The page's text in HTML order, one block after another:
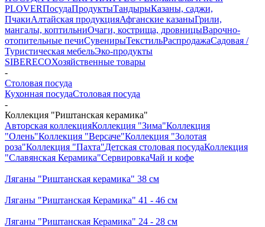
PLOVERПосудаПродуктыТандырыКазаны, саджи,
ПчакиАлтайская продукцияАфганские казаныГрили,
мангалы, коптильниОчаги, кострища, дровницыВарочно-
отопительные печиСувенирыТекстильРаспродажаСадовая /
Туристическая мебельЭко-продукты
SIBERECOХозяйственные товары
-
Столовая посуда
Кухонная посудаСтоловая посуда
-
Коллекция "Риштанская керамика"
Авторская коллекцияКоллекция "Зима"Коллекция
"Олень"Коллекция "Версаче"Коллекция "Золотая
роза"Коллекция "Пахта"Детская столовая посудаКоллекция
"Славянская Керамика"СервировкаЧай и кофе
Ляганы "Риштанская керамика" 38 см
Ляганы "Риштанская Керамика" 41 - 46 см
Ляганы "Риштанская Керамика" 24 - 28 см